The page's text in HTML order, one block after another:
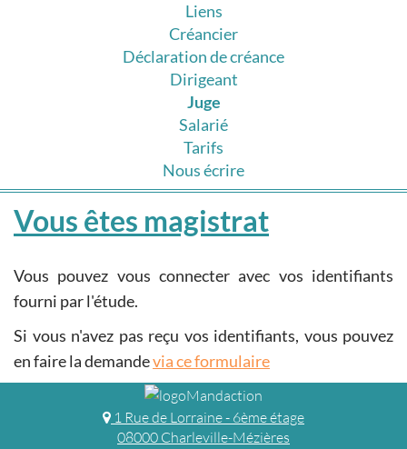
Liens
Créancier
Déclaration de créance
Dirigeant
Juge
Salarié
Tarifs
Nous écrire
Vous êtes magistrat
Vous pouvez vous connecter avec vos identifiants
fourni par l'étude.
Si vous n'avez pas reçu vos identifiants, vous pouvez
en faire la demandevia ce formulaire
1 Rue de Lorraine - 6ème étage
08000 Charleville-Mézières